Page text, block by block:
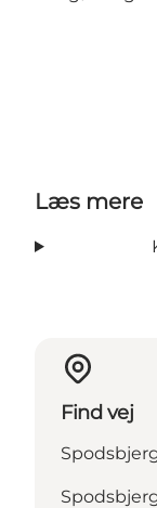
Læs mere
Find vej